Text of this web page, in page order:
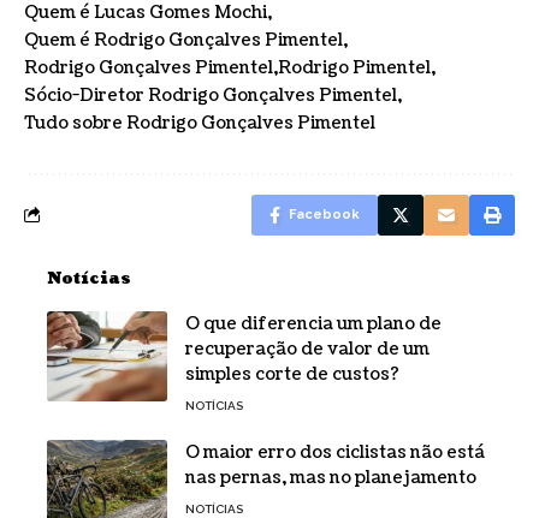
Quem é Lucas Gomes Mochi
Quem é Rodrigo Gonçalves Pimentel
Rodrigo Gonçalves Pimentel Rodrigo Pimentel
Sócio-Diretor Rodrigo Gonçalves Pimentel
Tudo sobre Rodrigo Gonçalves Pimentel
Facebook
Notícias
O que diferencia um plano de
recuperação de valor de um
simples corte de custos?
NOTÍCIAS
O maior erro dos ciclistas não está
nas pernas, mas no planejamento
NOTÍCIAS